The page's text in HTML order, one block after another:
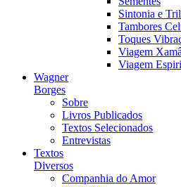
Sintonia e
Tambores
Toques
Viagem
Viagem
Wagner
Borges
Sobre
Livros Publicados
Textos Selecionados
Entrevistas
Textos
Diversos
Companhia do Amor